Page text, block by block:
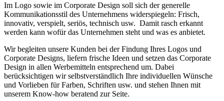
Im Logo sowie im Corporate Design soll sich der generelle
Kommunikationsstil des Unternehmens widerspiegeln: Frisch,
innovativ, verspielt, seriös, technisch usw. Damit rasch erkannt
werden kann wofür das Unternehmen steht und was es anbietet.
Wir begleiten unsere Kunden bei der Findung Ihres Logos und
Corporate Designs, liefern frische Ideen und setzen das Corporate
Design in allen Werbemitteln entsprechend um. Dabei
berücksichtigen wir selbstverständlich Ihre individuellen Wünsche
und Vorlieben für Farben, Schriften usw. und stehen Ihnen mit
unserem Know-how beratend zur Seite.